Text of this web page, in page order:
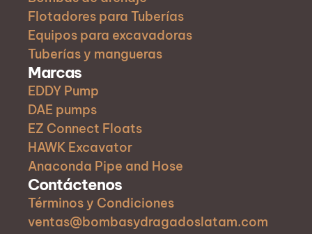
Flotadores para Tuberías
Equipos para excavadoras
Tuberías y mangueras
Marcas
EDDY Pump
DAE pumps
EZ Connect Floats
HAWK Excavator
Anaconda Pipe and Hose
Contáctenos
Términos y Condiciones
ventas@bombasydragadoslatam.com